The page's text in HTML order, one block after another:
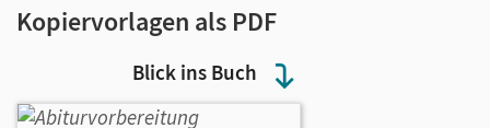
Blick ins Buch
Kopiervorlagen als PDF